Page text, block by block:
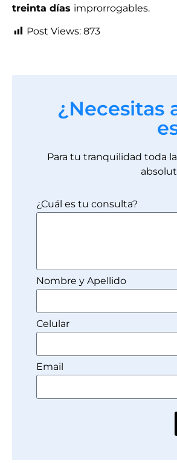
treinta días improrrogables.
Post Views: 873
¿Necesitas
Para tu tranquilidad toda
¿Cuál es tu consulta?
Nombre y Apellido
Celular
Email